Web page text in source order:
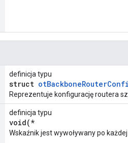
definicja typu
struct
Reprezentuje konfigurację routera
definicja typu
void(*
Wskaźnik jest wywoływany po